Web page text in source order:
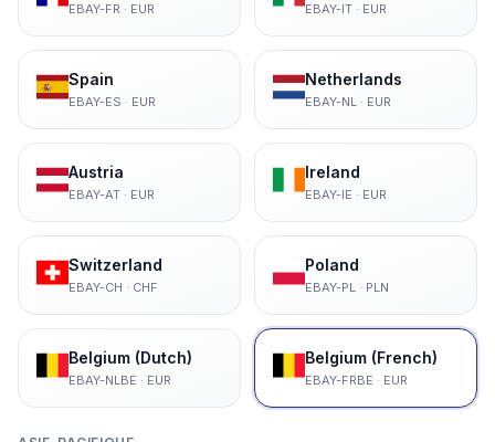
EBAY-FR · EUR EBAY-IT· EUR
Spain
EBAY-ES · EUR
Netherlands
EBAY-NL· EUR
Austria
EBAY-AT· EUR
Ireland
EBAY-IE · EUR
Switzerland
EBAY-CH · CHF
Poland
EBAY-PL· PLN
Belgium (Dutch)
EBAY-NLBE · EUR
Belgium (French)
EBAY-FRBE · EUR